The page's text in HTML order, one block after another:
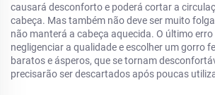
causará desconforto e poderá cortar a
cabeça. Mas também não deve ser muito
não manterá a cabeça aquecida. O último
negligenciar a qualidade e escolher um gorro
baratos e ásperos, que se tornam
precisarão ser descartados após poucas